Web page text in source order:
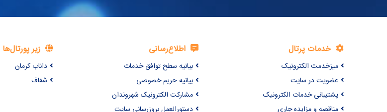
خدمات پرتال
میزخدمت الکترونیک
عضویت در سایت
پشتیبانی خدمات الکترونیک
مناقصه و مزایده جاری
اطلاع‌رسانی
بیانیه سطح توافق خدمات
بیانیه حریم خصوصی
مشارکت الکترونیک شهروندان
دستورالعمل بروزرسانی سایت
زیر پورتال‌ها
داناب کرمان
شفاف